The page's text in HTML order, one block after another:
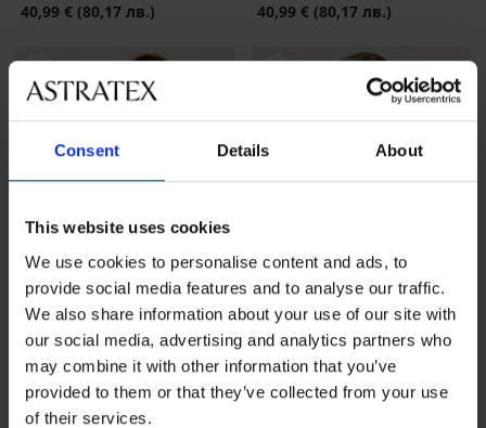
Consent Details About
This website uses cookies
We use cookies to personalise content and ads, to
provide social media features and to analyse our traffic.
We also share information about your use of our site with
our social media, advertising and analytics partners who
may combine it with other information that you’ve
provided to them or that they’ve collected from your use
of their services.
40,99 € (80,17 лв.)
40,99 € (80,17 лв.)
4,6